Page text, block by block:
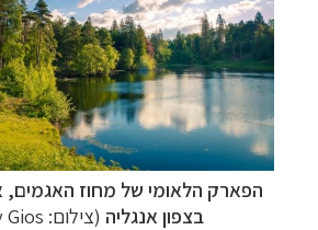
הפארק הלאומי של מחוז האגמים,
בצפון אנגליה (צילום: Jonny Gios)